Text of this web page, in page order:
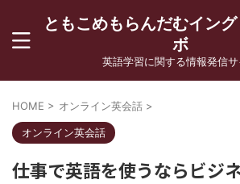
ともこめもらんだむイン
ボ
英語学習に関する情報発信サ
HOME > オンライン英会話 >
オンライン英会話
仕事で英語を使うならビジ